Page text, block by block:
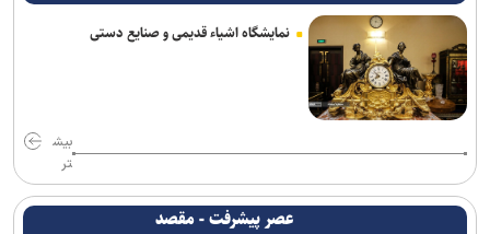
نمایشگاه اشیاء قدیمی و صنایع دستی
بیش
تر
عصر پیشرفت - مقصد